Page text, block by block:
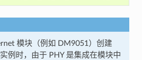
模块（例如 DM9051）创建
例时，由于 PHY 是集成在模块中